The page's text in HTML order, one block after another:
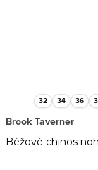
32 34 36
Béžové chinos
Brook Taverner